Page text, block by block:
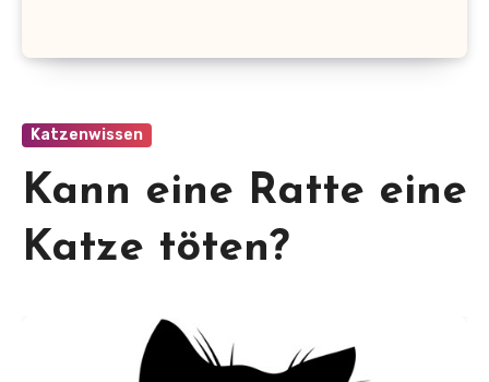
Katzenwissen
Kann eine Ratte eine
Katze töten?